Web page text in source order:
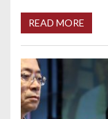
READ MORE